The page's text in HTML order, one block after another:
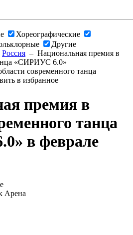
Хореографические
Другие
Россия – Национальная премия в
«СИРИУС 6.0»
современного танца
премия в
танца
в феврале
Арена